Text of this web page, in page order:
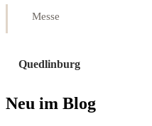
Messe
Quedlinburg
Neu im Blog